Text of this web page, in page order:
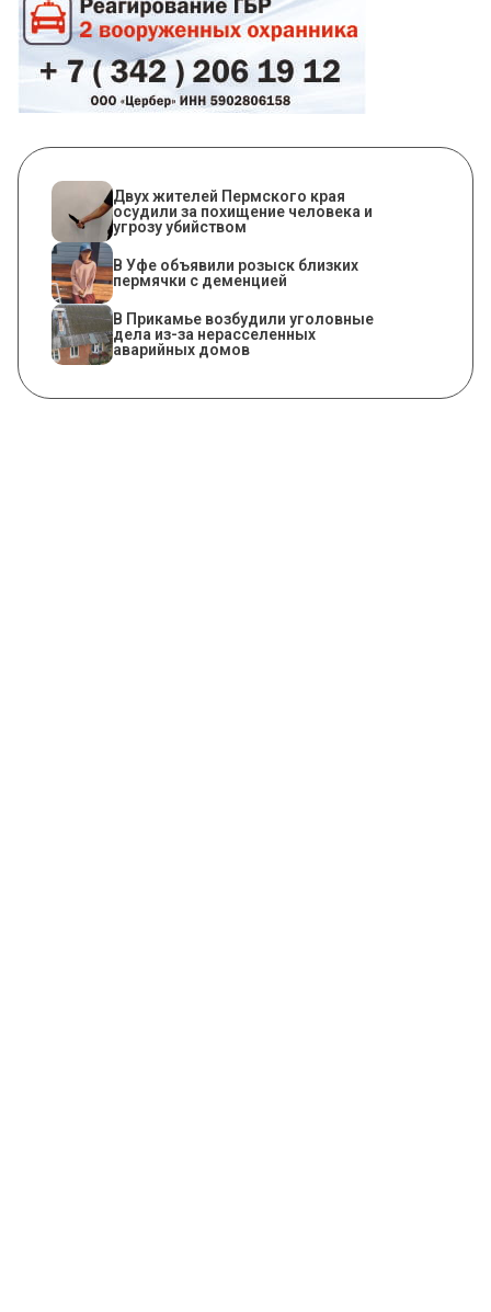
Двух жителей Пермского края
осудили за похищение человека и
угрозу убийством
В Уфе объявили розыск близких
пермячки с деменцией
В Прикамье возбудили уголовные
дела из-за нерасселенных
аварийных домов